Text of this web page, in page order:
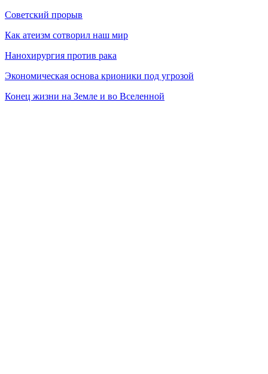
Советский прорыв
Как атеизм сотворил наш мир
Нанохирургия против рака
Экономическая основа крионики под угрозой
Конец жизни на Земле и во Вселенной